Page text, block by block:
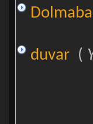
duvar (